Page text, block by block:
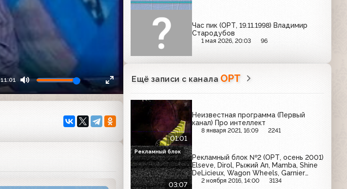
11:01
Час пик (ОРТ, 19.11.1998) Владимир
Стародубов
1 мая 2026, 20:03 96
Ещё записи с канала ОРТ
01:01
Неизвестная программа (Первый
канал) Про интеллект
8 января 2021, 16:09 2241
03:07
Рекламный блок №2 (ОРТ, осень 2001)
Elseve, Dirol, Рыжий Ап, Mamba, Shine
DeLicieux, Wagon Wheels, Garnier
Fructis, Детский Orbit, Маленькая фея
2 ноября 2016, 14:00 3134
Рекламный блок